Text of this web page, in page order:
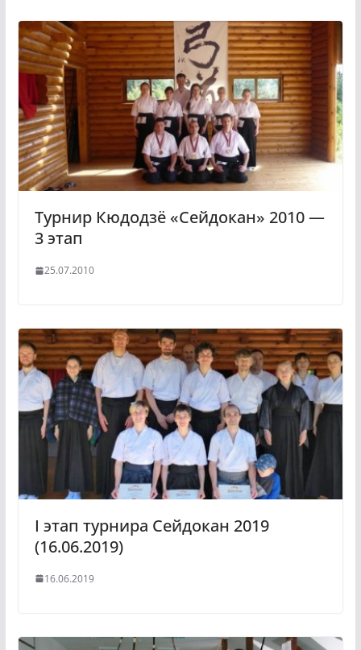
Турнир Кюдодзё «Сейдокан» 2010 —
3 этап
25.07.2010
I этап турнира Сейдокан 2019
(16.06.2019)
16.06.2019